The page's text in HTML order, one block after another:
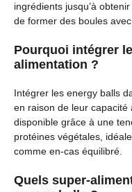
ingrédients jusqu’à
de former des boules
Pourquoi intégrer
alimentation ?
Intégrer les energy balls
en raison de leur
disponible grâce à une
protéines végétales,
comme en-cas équilibré.
Quels super-